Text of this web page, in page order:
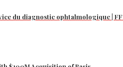
du diagnostic ophtalmologique |